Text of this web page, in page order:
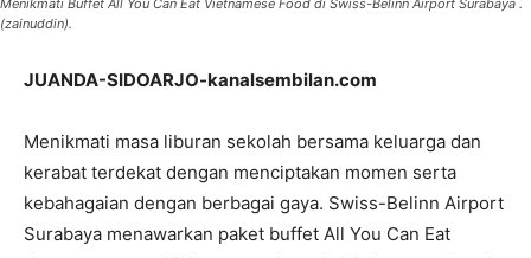
(zainuddin).
JUANDA-SIDOARJO-kanalsembilan.com
Menikmati masa liburan sekolah bersama keluarga dan
kerabat terdekat dengan menciptakan momen serta
kebahagaian dengan berbagai gaya. Swiss-Belinn Airport
Surabaya menawarkan paket buffet All You Can Eat